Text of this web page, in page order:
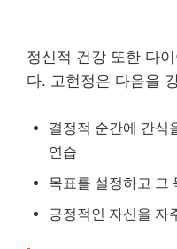
정신적 건강 또한 다
다. 고현정은 다음을
결정적 순간에 간식
연습
목표를 설정하고 그
긍정적인 자신을 자